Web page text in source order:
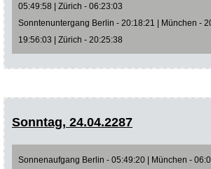
05:49:58 | Zürich - 06:23:03
Sonntenuntergang Berlin - 20:18:21 | München -
19:56:03 | Zürich - 20:25:38
Sonntag, 24.04.2287
Sonnenaufgang Berlin - 05:49:20 | München -